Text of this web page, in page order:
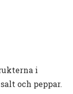
i
och peppar.